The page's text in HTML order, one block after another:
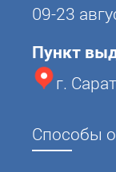
09-23
Пункт
г.
Способы